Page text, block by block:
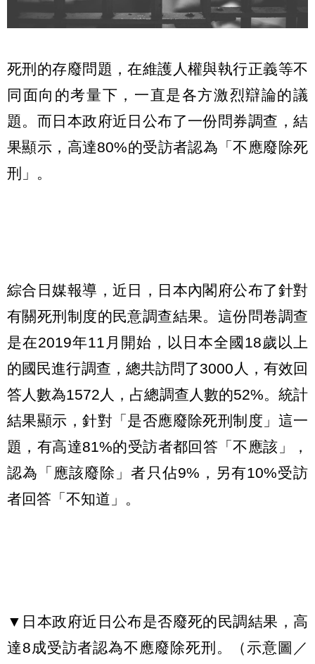
死刑的存廢問題，在維護人權與執行正義等不
同面向的考量下，一直是各方激烈辯論的議
題。而日本政府近日公布了一份問券調查，結
果顯示，高達80%的受訪者認為「不應廢除死
刑」。
綜合日媒報導，近日，日本內閣府公布了針對
有關死刑制度的民意調查結果。這份問卷調查
是在2019年11月開始，以日本全國18歲以上
的國民進行調查，總共訪問了3000人，有效回
答人數為1572人，占總調查人數的52%。統計
結果顯示，針對「是否應廢除死刑制度」這一
題，有高達81%的受訪者都回答「不應該」，
認為「應該廢除」者只佔9%，另有10%受訪
者回答「不知道」。
▼日本政府近日公布是否廢死的民調結果，高
達8成受訪者認為不應廢除死刑。（示意圖／